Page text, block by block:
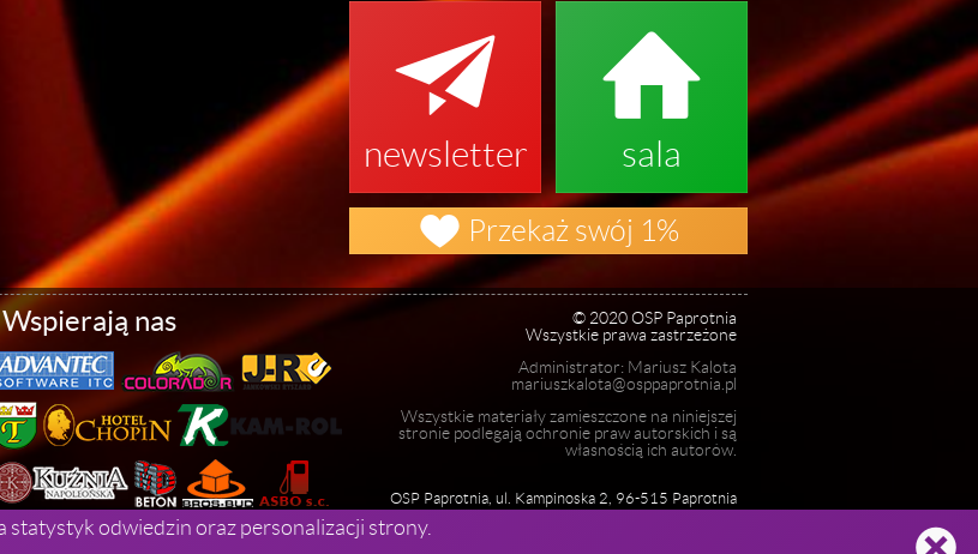

newsletter

sala
 Przekaż swój 1%
Wspierają nas
© 2020 OSP Paprotnia
Wszystkie prawa zastrzeżone
Administrator: Mariusz Kalota
mariuszkalota@osppaprotnia.pl
Wszystkie materiały zamieszczone na niniejszej
stronie podlegają ochronie praw autorskich i są
własnością ich autorów.
OSP Paprotnia, ul. Kampinoska 2, 96-515 Paprotnia
statystyk odwiedzin oraz personalizacji strony.